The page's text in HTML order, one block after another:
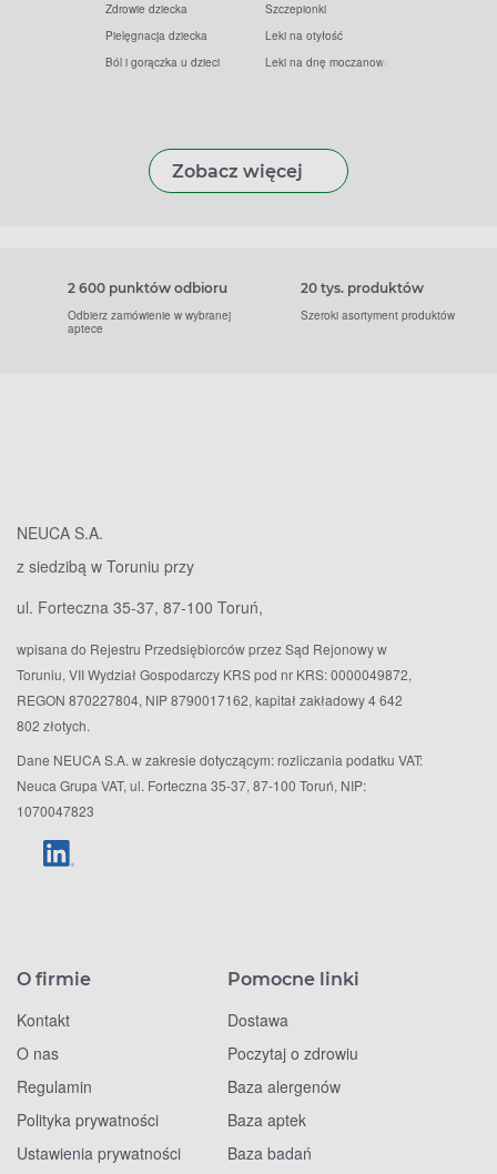
Zdrowie dziecka
Pielęgnacja dziecka
Ból i gorączka u dzieci
Szczepionki
Leki na otyłość
Leki na dnę moczanową
Zobacz więcej
2 600 punktów odbioru
Odbierz zamówienie w wybranej
aptece
20 tys. produktów
Szeroki asortyment produktów
NEUCA S.A.
z siedzibą w Toruniu przy
ul. Forteczna 35-37, 87-100 Toruń,
wpisana do Rejestru Przedsiębiorców przez Sąd Rejonowy w
Toruniu, VII Wydział Gospodarczy KRS pod nr KRS: 0000049872,
REGON 870227804, NIP 8790017162, kapitał zakładowy 4 642
802 złotych.
Dane NEUCA S.A. w zakresie dotyczącym: rozliczania podatku VAT:
Neuca Grupa VAT, ul. Forteczna 35-37, 87-100 Toruń, NIP:
1070047823
O firmie
Kontakt
O nas
Regulamin
Polityka prywatności
Ustawienia prywatności
Pomocne linki
Dostawa
Poczytaj o zdrowiu
Baza alergenów
Baza aptek
Baza badań